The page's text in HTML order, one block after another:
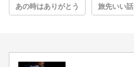
あの時はありがとう 旅先いい話